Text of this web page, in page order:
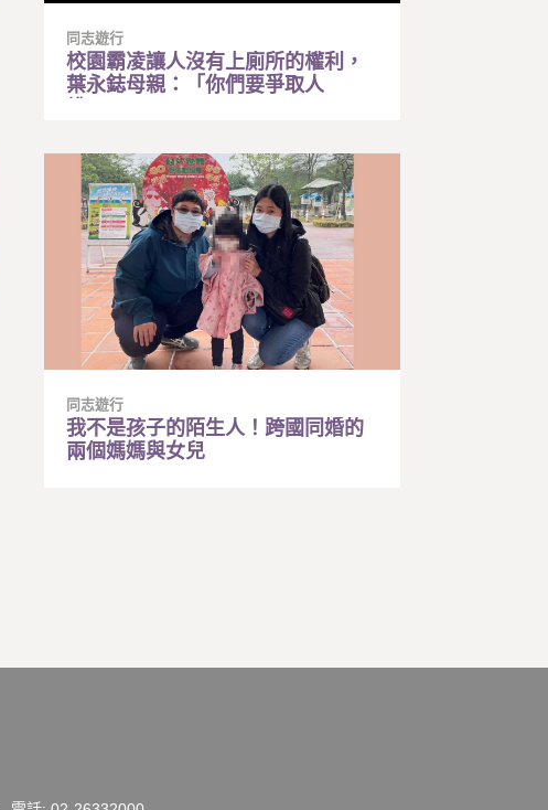
同志遊行
校園霸凌讓人沒有上廁所的權利，
葉永鋕母親：「你們要爭取人
同志遊行
我不是孩子的陌生人！跨國同婚的
兩個媽媽與女兒